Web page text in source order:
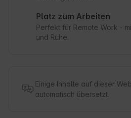
Platz zum Arbeiten
Perfekt für Remote Work -
und Ruhe.
Einige Inhalte auf dieser
automatisch übersetzt.